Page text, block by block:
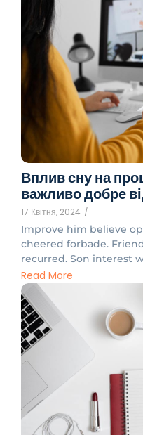
Вплив сну на
важливо добре
17 Квітня, 2024 /
Improve him believe
cheered forbade.
recurred. Son interest
Read More